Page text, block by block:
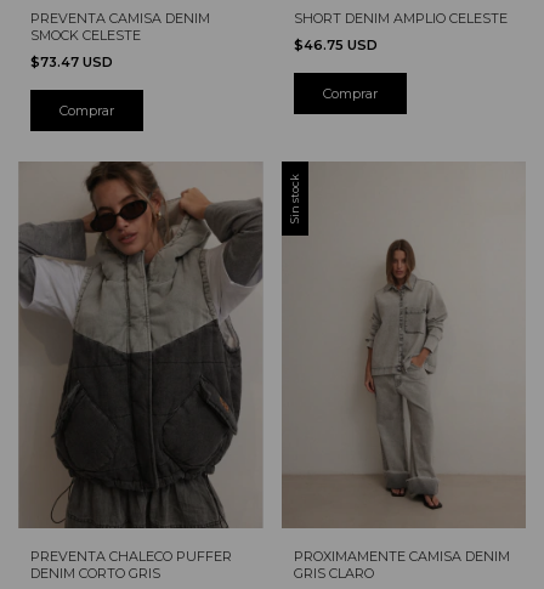
PREVENTA CAMISA DENIM
SMOCK CELESTE
$73.47 USD
Comprar
SHORT DENIM AMPLIO CELESTE
$46.75 USD
PREVENTA CHALECO PUFFER
DENIM CORTO GRIS
Sin stock
PROXIMAMENTE CAMISA DENIM
GRIS CLARO